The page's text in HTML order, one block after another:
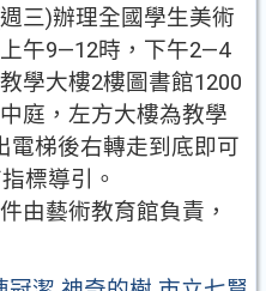
週三)辦理全國學生美術
午9—12時，下午2—4
學大樓2樓圖書館1200
庭，左方大樓為教學
電梯後右轉走到底即可
標導引。
由藝術教育館負責，